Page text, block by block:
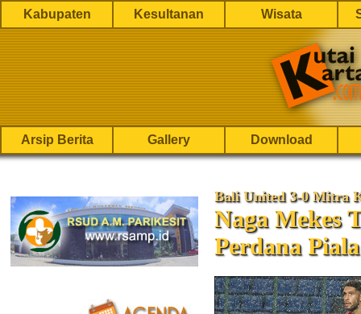
Kabupaten Kesultanan Wisata
Arsip Berita Gallery Download
Bali United 3-0 Mitra
Naga Mekes
Perdana